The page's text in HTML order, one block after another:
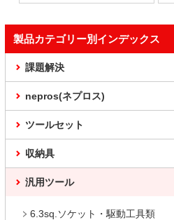
製品カテゴリー別インデックス
課題解決
nepros(ネプロス)
ツールセット
収納具
汎用ツール
6.3sq.ソケット・駆動工具類